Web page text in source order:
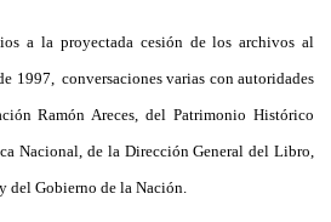
a la proyectada cesión de los archivos al
1997, con­versaciones varias con autoridades
Ramón Areces, del Patrimonio Histórico
Nacional, de la Dirección General del Libro,
Go­bierno de la Nación.